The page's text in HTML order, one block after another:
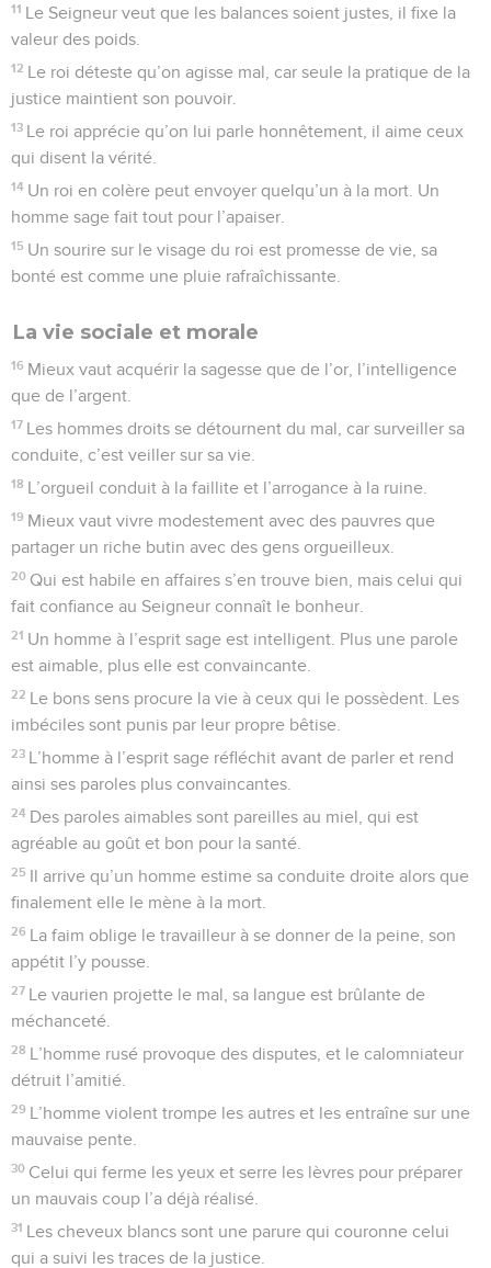
11 Le Seigneur veut que les balances soient justes, il fixe la
valeur des poids.
12 Le roi déteste qu’on agisse mal, car seule la pratique de la
justice maintient son pouvoir.
13 Le roi apprécie qu’on lui parle honnêtement, il aime ceux
qui disent la vérité.
14 Un roi en colère peut envoyer quelqu’un à la mort. Un
homme sage fait tout pour l’apaiser.
15 Un sourire sur le visage du roi est promesse de vie, sa
bonté est comme une pluie rafraîchissante.
La vie sociale et morale
16 Mieux vaut acquérir la sagesse que de l’or, l’intelligence
que de l’argent.
17 Les hommes droits se détournent du mal, car surveiller sa
conduite, c’est veiller sur sa vie.
18 L’orgueil conduit à la faillite et l’arrogance à la ruine.
19 Mieux vaut vivre modestement avec des pauvres que
partager un riche butin avec des gens orgueilleux.
20 Qui est habile en affaires s’en trouve bien, mais celui qui
fait confiance au Seigneur connaît le bonheur.
21 Un homme à l’esprit sage est intelligent. Plus une parole
est aimable, plus elle est convaincante.
22 Le bons sens procure la vie à ceux qui le possèdent. Les
imbéciles sont punis par leur propre bêtise.
23 L’homme à l’esprit sage réfléchit avant de parler et rend
ainsi ses paroles plus convaincantes.
24 Des paroles aimables sont pareilles au miel, qui est
agréable au goût et bon pour la santé.
25 Il arrive qu’un homme estime sa conduite droite alors que
finalement elle le mène à la mort.
26 La faim oblige le travailleur à se donner de la peine, son
appétit l’y pousse.
27 Le vaurien projette le mal, sa langue est brûlante de
méchanceté.
28 L’homme rusé provoque des disputes, et le calomniateur
détruit l’amitié.
29 L’homme violent trompe les autres et les entraîne sur une
mauvaise pente.
30 Celui qui ferme les yeux et serre les lèvres pour préparer
un mauvais coup l’a déjà réalisé.
31 Les cheveux blancs sont une parure qui couronne celui
qui a suivi les traces de la justice.